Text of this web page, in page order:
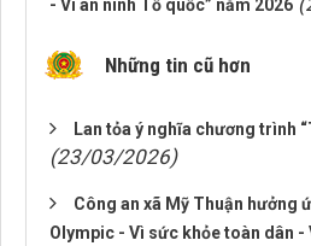
- Vì an ninh Tổ quốc” năm 2026
Những tin cũ hơn
Lan tỏa ý nghĩa chương trình
(23/03/2026)
Công an xã Mỹ Thuận hưởng
Olympic - Vì sức khỏe toàn dân -